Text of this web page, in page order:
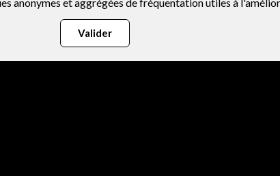
Valider